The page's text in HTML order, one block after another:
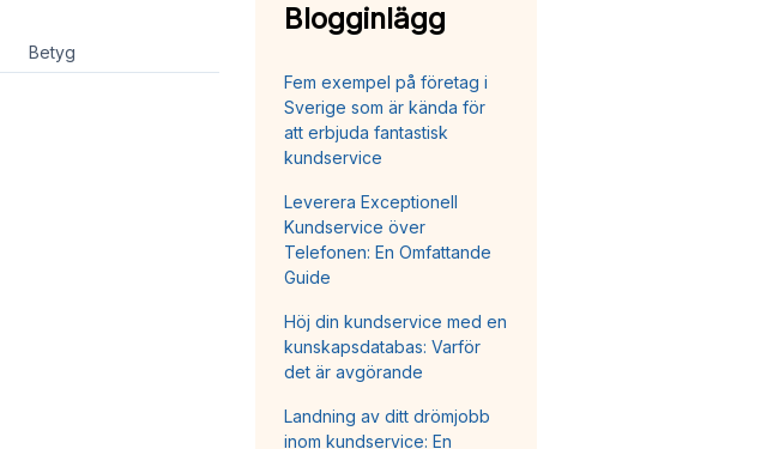
Betyg
Blogginlägg
Fem exempel på företag i
Sverige som är kända för
att erbjuda fantastisk
kundservice
Leverera Exceptionell
Kundservice över
Telefonen: En Omfattande
Guide
Höj din kundservice med en
kunskapsdatabas: Varför
det är avgörande
Landning av ditt drömjobb
inom kundservice: En